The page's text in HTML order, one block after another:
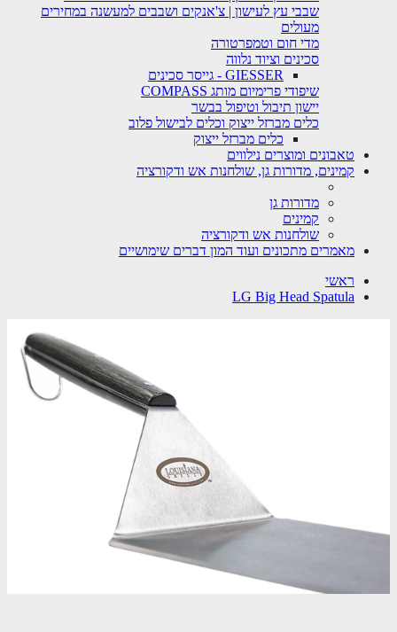
שבבי עץ לעישון | צ'אנקים ושבבים למעשנה במחירים
מעולים
מדי חום וטמפרטורה
סכינים וציוד נלווה
GIESSER - גייסר סכינים
שיפודי פרימיום מותג COMPASS
יישון תיבול וטיפול בבשר
כלים מברזל ייצוק וכלים לבישול פלוב
כלים מברזל ייצוק
טאבונים ומוצרים נילווים
קמינים, מדורות גן, שולחנות אש ודקורציה
מדורות גן
קמינים
שולחנות אש ודקורציה
מאמרים מתכונים ועוד המון דברים שימושיים
ראשי
LG Big Head Spatula